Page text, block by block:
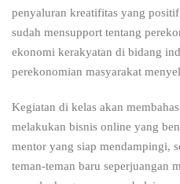
penyaluran kreatifitas yang
sudah mensupport tentang
ekonomi kerakyatan di bidang
perekonomian masyarakat
Kegiatan di kelas akan
melakukan bisnis online yang
mentor yang siap mendampingi,
teman-teman baru seperjuangan